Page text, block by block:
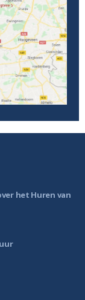
het Huren van